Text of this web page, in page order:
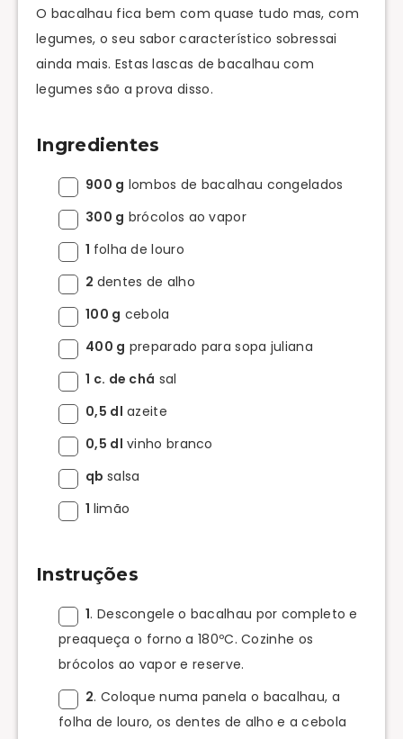
O bacalhau fica bem com quase tudo mas, com
legumes, o seu sabor característico sobressai
ainda mais. Estas lascas de bacalhau com
legumes são a prova disso.
Ingredientes
900 g lombos de bacalhau congelados
300 g brócolos ao vapor
1 folha de louro
2 dentes de alho
100 g cebola
400 g preparado para sopa juliana
1 c. de chá sal
0,5 dl azeite
0,5 dl vinho branco
qb salsa
1 limão
Instruções
1. Descongele o bacalhau por completo e
preaqueça o forno a 180ºC. Cozinhe os
brócolos ao vapor e reserve.
2. Coloque numa panela o bacalhau, a
folha de louro, os dentes de alho e a cebola